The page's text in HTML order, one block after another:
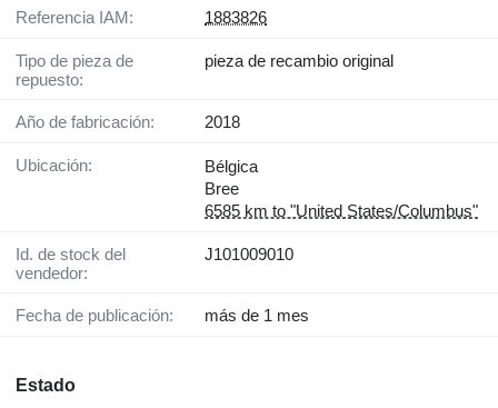
Referencia IAM: 1883826
Tipo de pieza de
repuesto:
pieza de recambio original
Año de fabricación: 2018
Ubicación:
Bélgica
Bree
6585 km to "United States/Columbus"
Id. de stock del
vendedor:
J101009010
Fecha de publicación: más de 1 mes
Estado